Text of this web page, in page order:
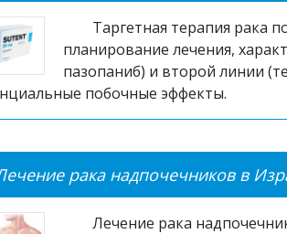
Таргетная терапия рака
планирование лечения,
пазопаниб) и второй линии
побочные эффекты.
рака надпочечников в
Лечение рака